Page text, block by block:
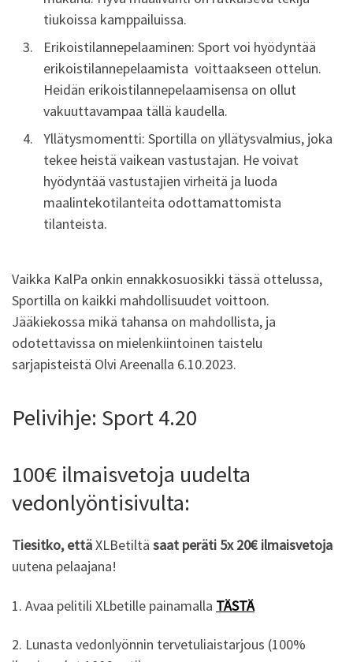
tiukoissa kamppailuissa.
Erikoistilannepelaaminen: Sport voi hyödyntää
erikoistilannepelaamista voittaakseen ottelun.
Heidän erikoistilannepelaamisensa on ollut
vakuuttavampaa tällä kaudella.
Yllätysmomentti: Sportilla on yllätysvalmius, joka
tekee heistä vaikean vastustajan. He voivat
hyödyntää vastustajien virheitä ja luoda
maalintekotilanteita odottamattomista
tilanteista.
Vaikka KalPa onkin ennakkosuosikki tässä ottelussa,
Sportilla on kaikki mahdollisuudet voittoon.
Jääkiekossa mikä tahansa on mahdollista, ja
odotettavissa on mielenkiintoinen taistelu
sarjapisteistä Olvi Areenalla 6.10.2023.
Pelivihje: Sport 4.20
100€ ilmaisvetoja uudelta
vedonlyöntisivulta:
Tiesitko, ettäXLBetiltä saat peräti 5x 20€ ilmaisvetoja
uutena pelaajana!
1. Avaa pelitili XLbetille painamalla TÄSTÄ
2. Lunasta vedonlyönnin tervetuliaistarjous (100%